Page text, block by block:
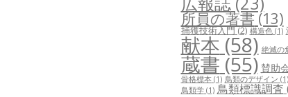
所員の著書(13)
捕獲技術入門(2) 構造色(1)
献本 (58) 絶滅の
蔵書(55) 賛助
骨格標本(1) 鳥類のデザイン (1)
鳥類学(1) 鳥類標識調査